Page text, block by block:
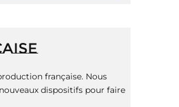
française. Nous
dispositifs pour faire